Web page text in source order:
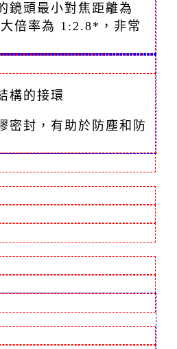
鏡頭最小對焦距離為
倍率為 1:2.8*，非常
構的接環
密封，有助於防塵和防